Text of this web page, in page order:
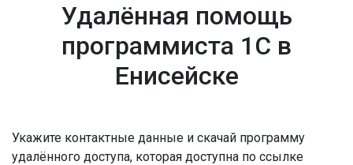
Удалённая помощь
программиста 1С в
Енисейске
Укажите контактные данные и скачай программу
удалённого доступа, которая доступна по ссылке